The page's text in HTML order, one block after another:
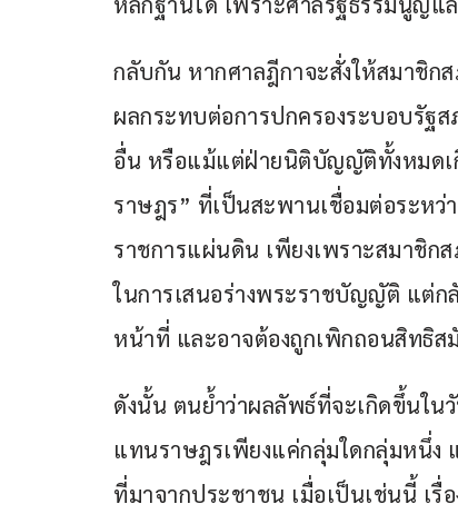
กลับกัน หากศาลฎีกาจะสั่งให้สมาชิ
ผลกระทบต่อการปกครองระบอบรัฐ
อื่น หรือแม้แต่ฝ่ายนิติบัญญัติทั้งหมดเ
ราษฎร” ที่เป็นสะพานเชื่อมต่อระห
ราชการแผ่นดิน เพียงเพราะสมาชิ
ในการเสนอร่างพระราชบัญญัติ แต่
หน้าที่ และอาจต้องถูกเพิกถอนสิทธิส
ดังนั้น ตนย้ำว่าผลลัพธ์ที่จะเกิดขึ้นใน
แทนราษฎรเพียงแค่กลุ่มใดกลุ่มหนึ่
ที่มาจากประชาชน เมื่อเป็นเช่นนี้ เ